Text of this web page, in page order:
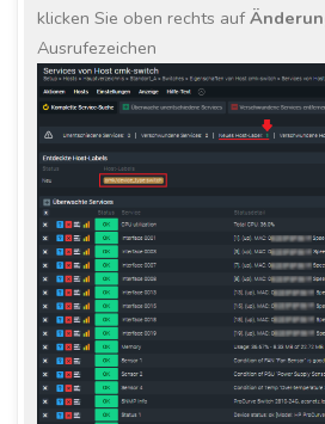
klicken Sie oben rechts auf
Ausrufezeichen